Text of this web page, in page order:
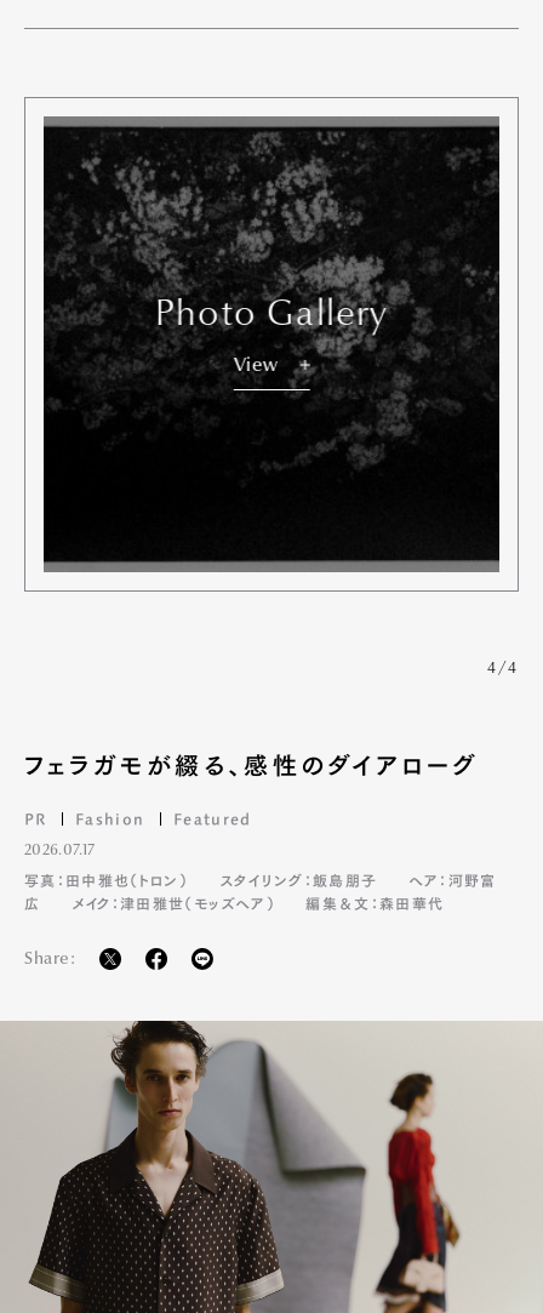
Art&Design WatchFashion
Gourmet Cars
CultureLifestyle
Pen Membership
Magazine
Pen Meet
Photo Gallery
View
4/4
フェラガモが綴る、感性のダイアローグ
PR Fashion Featured
2026.07.17
写真：田中雅也（トロン）
スタイリング：飯島朋子
ヘア：河野富
広
メイク：津田雅世（モッズヘア） 編集＆文：森田華代
Share: